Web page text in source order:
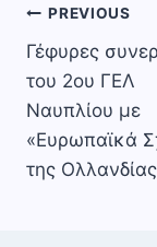
άρθρων
PREVIOUS
Γέφυρες
του 2ου ΓΕΛ
Ναυπλίου με
«Ευρωπαϊκά
της Ολλανδίας